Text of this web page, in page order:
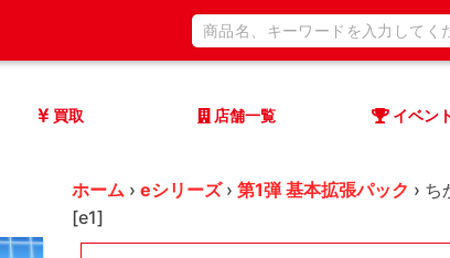
買取 店舗一覧 イベン
ホーム › eシリーズ › 第1弾 基本拡張パック › ち
[e1]